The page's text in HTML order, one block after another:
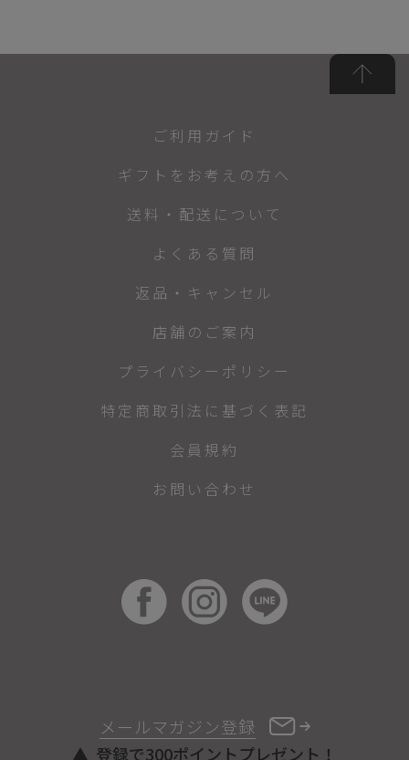
メールマガジン登録
登録で300ポイントプレゼント！
ご利用ガイド
ギフトをお考えの方へ
送料・配送について
よくある質問
返品・キャンセル
店舗のご案内
プライバシーポリシー
特定商取引法に基づく表記
会員規約
お問い合わせ